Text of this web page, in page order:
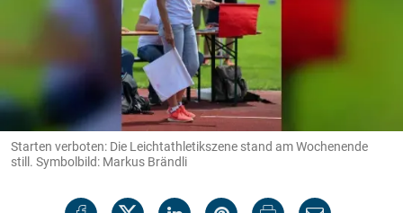
Starten verboten: Die Leichtathletikszene stand am Wochenende
still. Symbolbild: Markus Brändli